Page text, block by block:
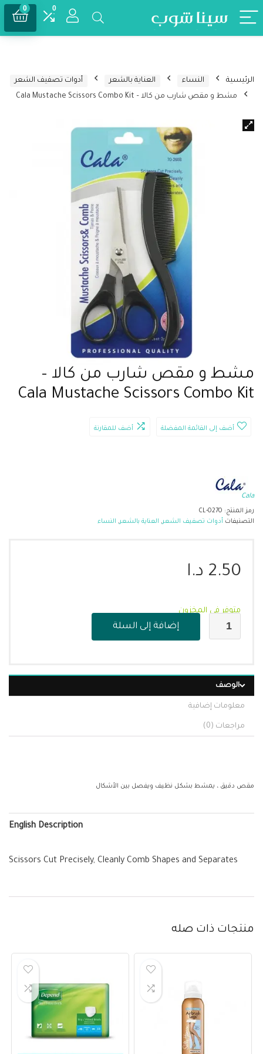
0
0
الرئيسية النساء العناية بالشعر
أدوات تصفيف الشعر
مشط و مقص شارب من كالا – Cala Mustache Scissors Combo Kit
مشط و مقص شارب من كالا –
Cala Mustache Scissors Combo Kit
أضف إلى القائمة المفضلة أضف للمقارنة
Cala
رمز المنتج: CL-0270
التصنيفات أدوات تصفيف الشعر, العناية بالشعر, النساء
2.50 د.ا
متوفر في المخزون
إضافة إلى السلة
الوصف
معلومات إضافية
مراجعات (0)
مقص دقيق ، يمشط بشكل نظيف ويفصل بين الأشكال
English Description
Scissors Cut Precisely, Cleanly Comb Shapes and Separates
منتجات ذات صله